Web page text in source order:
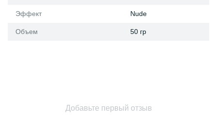
Эффект Nude
Объем 50 гр
Добавьте первый отзыв